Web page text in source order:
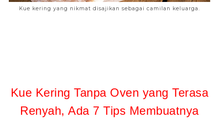
Kue kering yang nikmat disajikan sebagai camilan keluarga.
Kue Kering Tanpa Oven yang Terasa
Renyah, Ada 7 Tips Membuatnya